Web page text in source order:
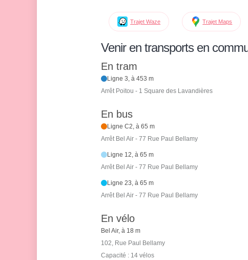
Trajet Waze Trajet Maps
Venir en transports en
En tram
Ligne 3, à 453 m
Arrêt Poitou - 1 Square des Lavandières
En bus
Ligne C2, à 65 m
Arrêt Bel Air - 77 Rue Paul Bellamy
Ligne 12, à 65 m
Arrêt Bel Air - 77 Rue Paul Bellamy
Ligne 23, à 65 m
Arrêt Bel Air - 77 Rue Paul Bellamy
En vélo
Bel Air, à 18 m
102, Rue Paul Bellamy
Capacité : 14 vélos